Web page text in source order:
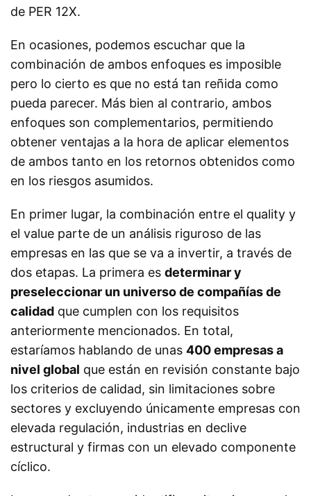
de PER 12X.
En ocasiones, podemos escuchar que la
combinación de ambos enfoques es imposible
pero lo cierto es que no está tan reñida como
pueda parecer. Más bien al contrario, ambos
enfoques son complementarios, permitiendo
obtener ventajas a la hora de aplicar elementos
de ambos tanto en los retornos obtenidos como
en los riesgos asumidos.
En primer lugar, la combinación entre el quality y
el value parte de un análisis riguroso de las
empresas en las que se va a invertir, a través de
dos etapas. La primera es determinar y
preseleccionar un universo de compañías de
calidad que cumplen con los requisitos
anteriormente mencionados. En total,
estaríamos hablando de unas 400 empresas a
nivel global que están en revisión constante bajo
los criterios de calidad, sin limitaciones sobre
sectores y excluyendo únicamente empresas con
elevada regulación, industrias en declive
estructural y firmas con un elevado componente
cíclico.